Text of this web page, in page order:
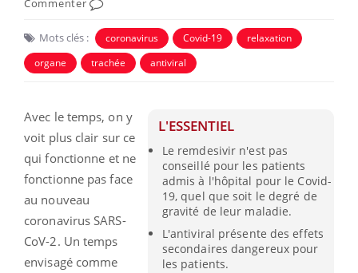
Commenter
Mots clés : coronavirus Covid-19
relaxation
organe
trachée antiviral
L'ESSENTIEL
Le remdesivir n'est pas
conseillé pour les patients
admis à l'hôpital pour le Covid-
19, quel que soit le degré de
gravité de leur maladie.
L'antiviral présente des effets
secondaires dangereux pour
les patients.
Avec le temps, on y
voit plus clair sur ce
qui fonctionne et ne
fonctionne pas face
au nouveau
coronavirus SARS-
CoV-2. Un temps
envisagé comme